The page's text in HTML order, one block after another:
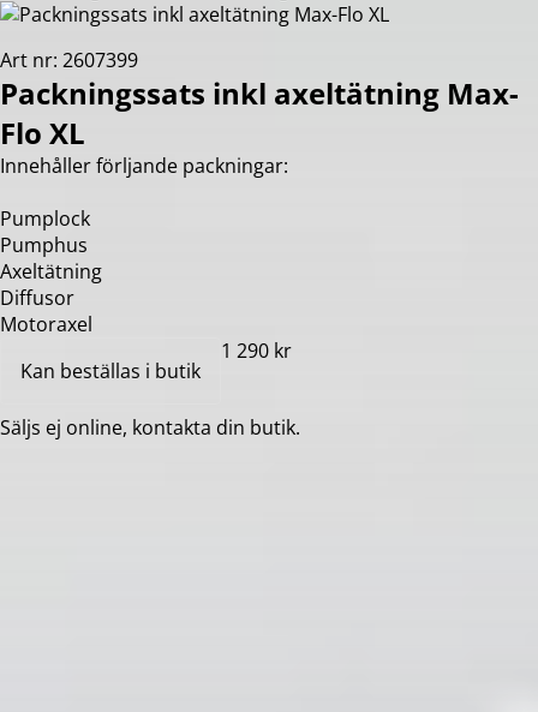
Art nr: 2607399
Packningssats inkl axeltätning Max-
Flo XL
Innehåller förljande packningar:
Pumplock
Pumphus
Axeltätning
Diffusor
Motoraxel
Kan beställas i butik
1 290 kr
Säljs ej online, kontakta din butik.